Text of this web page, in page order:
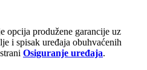
opcija produžene garancije uz
i spisak uređaja obuhvaćenih
Osiguranje uređaja.